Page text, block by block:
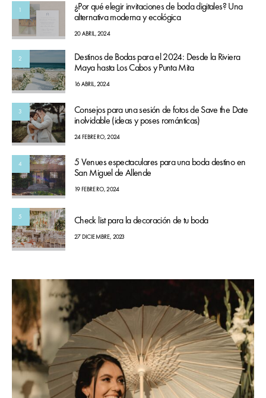
1
¿Por qué elegir invitaciones de boda digitales? Una
alternativa moderna y ecológica
20 ABRIL, 2024
2
Destinos de Bodas para el 2024: Desde la Riviera
Maya hasta Los Cabos y Punta Mita
16 ABRIL, 2024
3
Consejos para una sesión de fotos de Save the Date
inolvidable (ideas y poses románticas)
24 FEBRERO, 2024
4
5 Venues espectaculares para una boda destino en
San Miguel de Allende
19 FEBRERO, 2024
5 Check list para la decoración de tu boda
27 DICIEMBRE, 2023